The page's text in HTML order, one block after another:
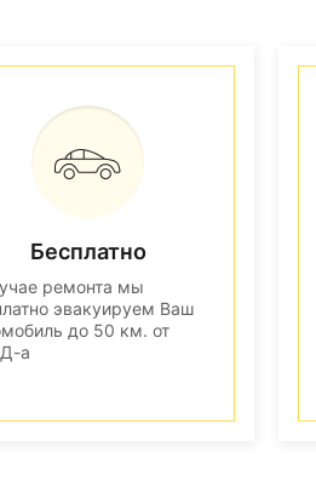
Бесплатно
ремонта мы
эвакуируем Ваш
до 50 км. от
а